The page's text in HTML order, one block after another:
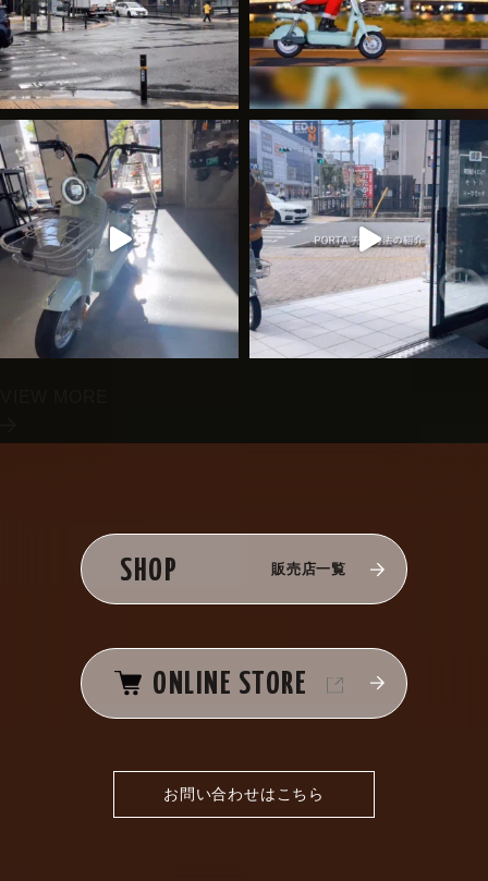
SHOP 販売店一覧
ONLINE STORE
お問い合わせはこちら